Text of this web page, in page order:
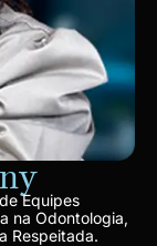
Equipes
na Odontologia,
Respeitada.